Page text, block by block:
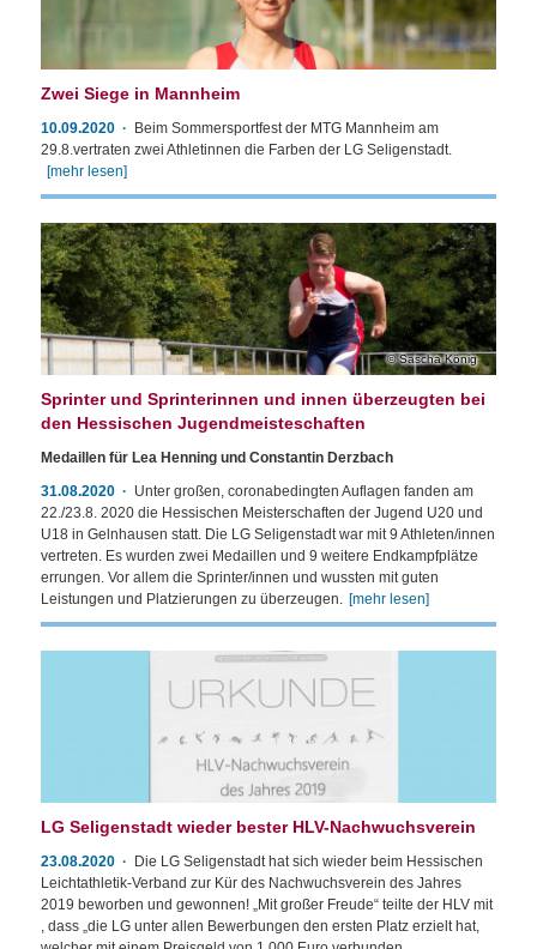
Zwei Siege in Mannheim
10.09.2020
Beim Sommersportfest der MTG Mannheim am
29.8.vertraten zwei Athletinnen die Farben der LG Seligenstadt.
[mehr lesen]
Sascha König
Sprinter und Sprinterinnen und innen überzeugten bei
den Hessischen Jugendmeisteschaften
Medaillen für Lea Henning und Constantin Derzbach
31.08.2020
Unter großen, coronabedingten Auflagen fanden am
22./23.8. 2020 die Hessischen Meisterschaften der Jugend U20 und
U18 in Gelnhausen statt. Die LG Seligenstadt war mit 9 Athleten/innen
vertreten. Es wurden zwei Medaillen und 9 weitere Endkampfplätze
errungen. Vor allem die Sprinter/innen und wussten mit guten
Leistungen und Platzierungen zu überzeugen. [mehr lesen]
LG Seligenstadt wieder bester HLV-Nachwuchsverein
23.08.2020
Die LG Seligenstadt hat sich wieder beim Hessischen
Leichtathletik-Verband zur Kür des Nachwuchsverein des Jahres
2019 beworben und gewonnen! „Mit großer Freude“ teilte der HLV mit
, dass „die LG unter allen Bewerbungen den ersten Platz erzielt hat,